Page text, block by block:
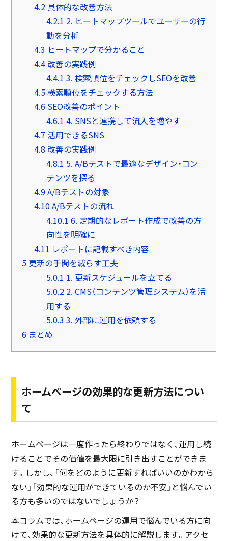
4.2具体的な改善方法
4.2.1 2. ヒートマップツールでユーザーの行
動を分析
4.3 ヒートマップで分かること
4.4 改善の実践例
4.4.1 3. 検索順位をチェックしSEOを改善
4.5検索順位をチェックする方法
4.6 SEO改善のポイント
4.6.1 4. SNSと連携して流入を増やす
4.7 活用できるSNS
4.8 改善の実践例
4.8.1 5. A/Bテストで最適なデザイン・コン
テンツを探る
4.9A/Bテストの対象
4.10A/Bテストの流れ
4.10.1 6. 定期的なレポート作成で改善の方
向性を明確に
4.11 レポートに記載すべき内容
5 更新の手間を減らす工夫
5.0.1 1. 更新スケジュールを立てる
5.0.2 2. CMS（コンテンツ管理システム）を活
用する
5.0.3 3. 外部に運用を依頼する
6 まとめ
ホームページの効果的な更新方法につい
て
ホームページは一度作ったら終わりではなく、運用し続
けることでその価値を最大限に引き出すことができま
す。しかし、「何をどのように更新すればいいのかわから
ない」「効果的な運用ができているのか不安」と悩んでい
る方も多いのではないでしょうか？
本コラムでは、ホームページの運用で悩んでいる方に向
けて、効果的な更新方法を具体的に解説します。アクセ